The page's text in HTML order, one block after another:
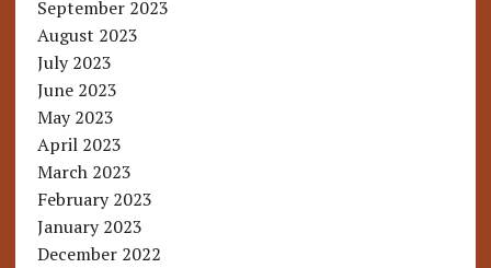
September 2023
August 2023
July 2023
June 2023
May 2023
April 2023
March 2023
February 2023
January 2023
December 2022